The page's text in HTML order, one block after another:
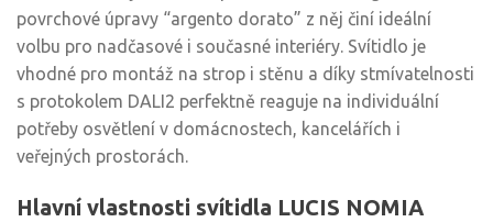
povrchové úpravy “argento dorato” z něj činí ideální
volbu pro nadčasové i současné interiéry. Svítidlo je
vhodné pro montáž na strop i stěnu a díky stmívatelnosti
s protokolem DALI2 perfektně reaguje na individuální
potřeby osvětlení v domácnostech, kancelářích i
veřejných prostorách.
Hlavní vlastnosti svítidla LUCIS NOMIA